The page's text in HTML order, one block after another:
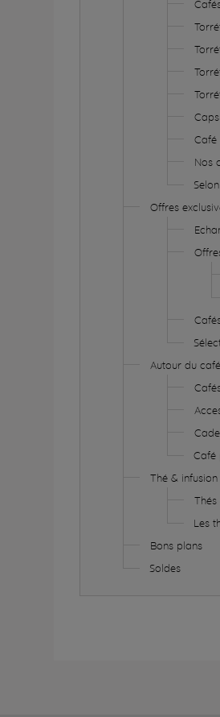
Café
Nos
Offres
Autour du café
Café
Thé & infusion
Thés
Les
Bons plans
Soldes